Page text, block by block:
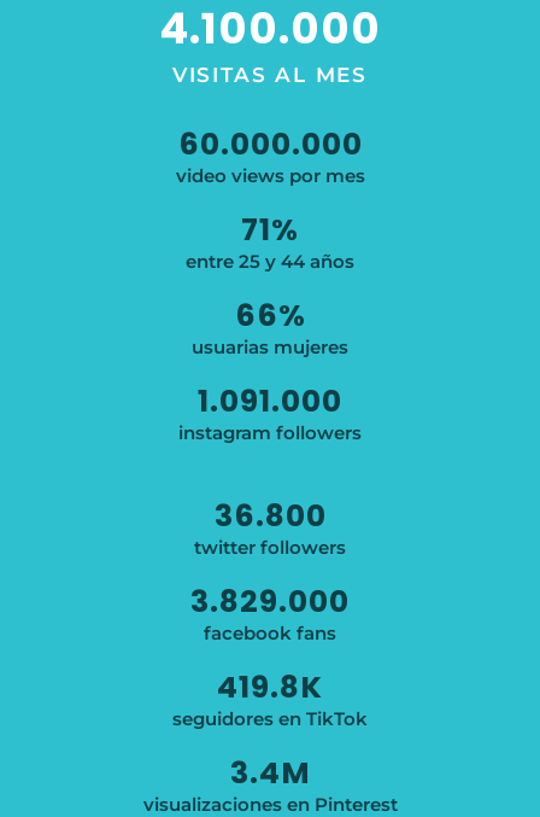
VISITAS AL MES
4.100.000
video views por mes
60.000.000
entre 25 y 44 años
71%
usuarias mujeres
66%
instagram followers
1.091.000
twitter followers
36.800
facebook fans
3.829.000
seguidores en TikTok
419.8K
visualizaciones en Pinterest
3.4M